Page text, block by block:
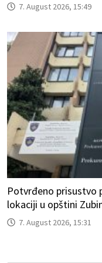
7. August 2026, 15:49
Potvrđeno prisustvo
lokaciji u opštini
7. August 2026, 15:31